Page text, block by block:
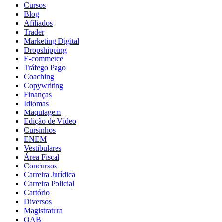
Cursos
Blog
Afiliados
Trader
Marketing Digital
Dropshipping
E-commerce
Tráfego Pago
Coaching
Copywriting
Finanças
Idiomas
Maquiagem
Edição de Vídeo
Cursinhos
ENEM
Vestibulares
Área Fiscal
Concursos
Carreira Jurídica
Carreira Policial
Cartório
Diversos
Magistratura
OAB